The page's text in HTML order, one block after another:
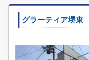
グラーティア堺東